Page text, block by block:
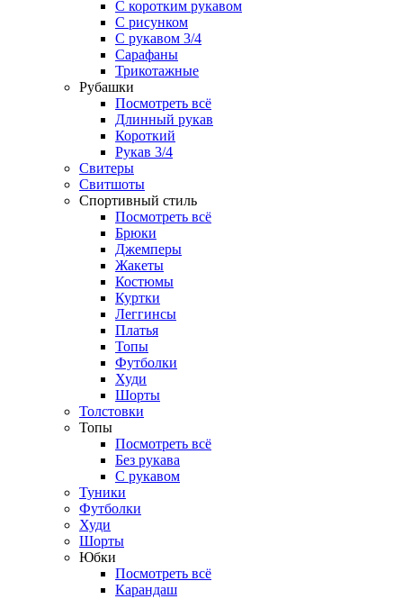
С коротким рукавом
С рисунком
С рукавом 3/4
Сарафаны
Трикотажные
Рубашки
Посмотреть всё
Длинный рукав
Короткий
Рукав 3/4
Свитеры
Свитшоты
Спортивный стиль
Посмотреть всё
Брюки
Джемперы
Жакеты
Костюмы
Куртки
Леггинсы
Платья
Топы
Футболки
Худи
Шорты
Толстовки
Топы
Посмотреть всё
Без рукава
С рукавом
Туники
Футболки
Худи
Шорты
Юбки
Посмотреть всё
Карандаш